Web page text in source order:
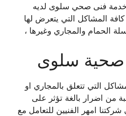
خدمة فنى صحي سلوى لديه
المشاكل التي يتعرض لها
الحمام والمجاري وغيرها ،
صحية سلوى
التي تتعلق بالمجاري او
من اضرار بالغة تؤثر على
امهر الفنيين للتعامل مع